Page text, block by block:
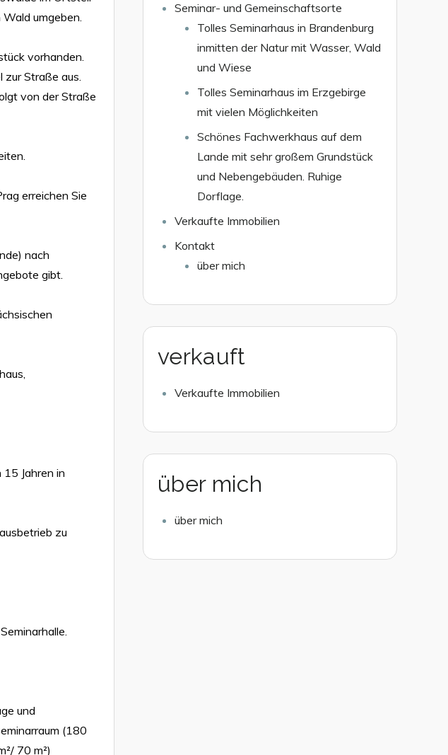
umgeben.
vorhanden.
Straße aus.
von der Straße
erreichen Sie
nach
gibt.
Jahren in
zu
und
(180
70 m²)
Seminar- und Gemeinschaftsorte
Tolles Seminarhaus in Brandenburg
inmitten der Natur mit Wasser, Wald
und Wiese
Tolles Seminarhaus im Erzgebirge
mit vielen Möglichkeiten
Schönes Fachwerkhaus auf dem
Lande mit sehr großem Grundstück
und Nebengebäuden. Ruhige
Dorflage.
Verkaufte Immobilien
Kontakt
über mich
verkauft
Verkaufte Immobilien
über mich
über mich